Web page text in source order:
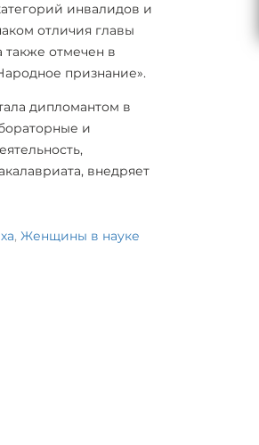
инвалидов и
отличия главы
также отмечен в
признание».
дипломантом в
и
внедряет
, Женщины в науке